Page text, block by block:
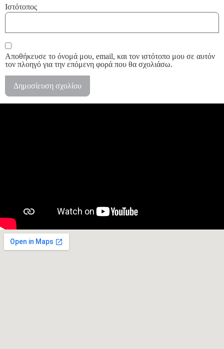
Ιστότοπος
Αποθήκευσε το όνομά μου, email, και τον ιστότοπο μου σε αυτόν
τον πλοηγό για την επόμενη φορά που θα σχολιάσω.